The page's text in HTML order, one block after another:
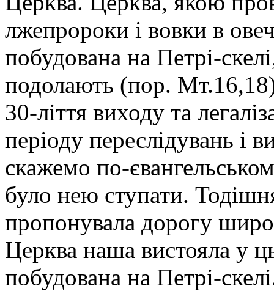
лжепророки і вовки в
побудована на Петрі-
подолають (пор.
30-ліття виходу та
періоду переслідувань і
скажемо по-
було нею ступати.
пропонувала дорогу
Церква наша вистояла у
побудована на Петрі-